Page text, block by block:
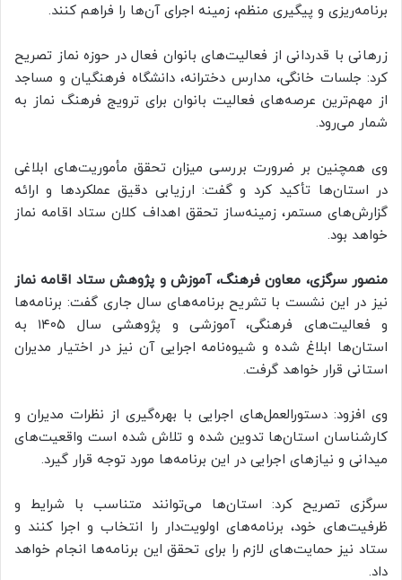
برنامه‌ریزی و پیگیری منظم، زمینه اجرای آن‌ها را فراهم کنند.
زرهانی با قدردانی از فعالیت‌های بانوان فعال در حوزه نماز تصریح
کرد: جلسات خانگی، مدارس دخترانه، دانشگاه فرهنگیان و مساجد
از مهم‌ترین عرصه‌های فعالیت بانوان برای ترویج فرهنگ نماز به
شمار می‌رود.
وی همچنین بر ضرورت بررسی میزان تحقق مأموریت‌های ابلاغی
در استان‌ها تأکید کرد و گفت: ارزیابی دقیق عملکردها و ارائه
گزارش‌های مستمر، زمینه‌ساز تحقق اهداف کلان ستاد اقامه نماز
خواهد بود.
منصور سرگزی، معاون فرهنگ، آموزش و پژوهش ستاد اقامه نماز
نیز در این نشست با تشریح برنامه‌های سال جاری گفت: برنامه‌ها
و فعالیت‌های فرهنگی، آموزشی و پژوهشی سال ۱۴۰۵ به
استان‌ها ابلاغ شده و شیوه‌نامه اجرایی آن نیز در اختیار مدیران
استانی قرار خواهد گرفت.
وی افزود: دستورالعمل‌های اجرایی با بهره‌گیری از نظرات مدیران و
کارشناسان استان‌ها تدوین شده و تلاش شده است واقعیت‌های
میدانی و نیازهای اجرایی در این برنامه‌ها مورد توجه قرار گیرد.
سرگزی تصریح کرد: استان‌ها می‌توانند متناسب با شرایط و
ظرفیت‌های خود، برنامه‌های اولویت‌دار را انتخاب و اجرا کنند و
ستاد نیز حمایت‌های لازم را برای تحقق این برنامه‌ها انجام خواهد
داد.